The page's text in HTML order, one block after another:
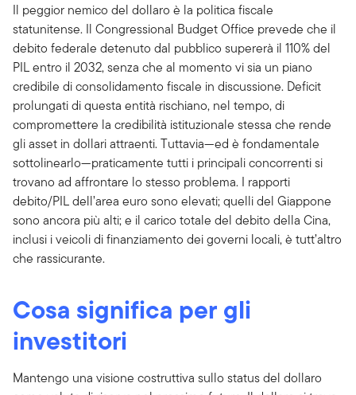
Il peggior nemico del dollaro è la politica fiscale
statunitense. Il Congressional Budget Office prevede che il
debito federale detenuto dal pubblico supererà il 110% del
PIL entro il 2032, senza che al momento vi sia un piano
credibile di consolidamento fiscale in discussione. Deficit
prolungati di questa entità rischiano, nel tempo, di
compromettere la credibilità istituzionale stessa che rende
gli asset in dollari attraenti. Tuttavia—ed è fondamentale
sottolinearlo—praticamente tutti i principali concorrenti si
trovano ad affrontare lo stesso problema. I rapporti
debito/PIL dell’area euro sono elevati; quelli del Giappone
sono ancora più alti; e il carico totale del debito della Cina,
inclusi i veicoli di finanziamento dei governi locali, è tutt’altro
che rassicurante.
Cosa significa per gli
investitori
Mantengo una visione costruttiva sullo status del dollaro